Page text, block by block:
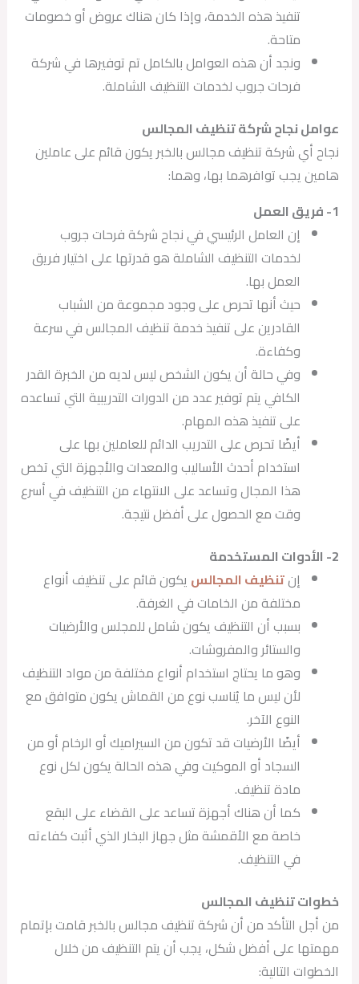
تنفيذ هذه الخدمة، وإذا كان هناك عروض أو خصومات
متاحة.
ونجد أن هذه العوامل بالكامل تم توفيرها في شركة
فرحات جروب لخدمات التنظيف الشاملة.
عوامل نجاح شركة تنظيف المجالس
نجاح أي شركة تنظيف مجالس بالخبر يكون قائم على عاملين
هامين يجب توافرهما بها، وهما:
1- فريق العمل
إن العامل الرئيسي في نجاح شركة فرحات جروب
لخدمات التنظيف الشاملة هو قدرتها على اختيار فريق
العمل بها.
حيث أنها تحرص على وجود مجموعة من الشباب
القادرين على تنفيذ خدمة تنظيف المجالس في سرعة
وكفاءة.
وفي حالة أن يكون الشخص ليس لديه من الخبرة القدر
الكافي يتم توفير عدد من الدورات التدريبية التي تساعده
على تنفيذ هذه المهام.
أيضًا تحرص على التدريب الدائم للعاملين بها على
استخدام أحدث الأساليب والمعدات والأجهزة التي تخص
هذا المجال وتساعد على الانتهاء من التنظيف في أسرع
وقت مع الحصول على أفضل نتيجة.
2- الأدوات المستخدمة
إنتنظيف المجالس يكون قائم على تنظيف أنواع
مختلفة من الخامات في الغرفة.
بسبب أن التنظيف يكون شامل للمجلس والأرضيات
والستائر والمفروشات.
وهو ما يحتاج استخدام أنواع مختلفة من مواد التنظيف
لأن ليس ما يُناسب نوع من القماش يكون متوافق مع
النوع الآخر.
أيضًا الأرضيات قد تكون من السيراميك أو الرخام أو من
السجاد أو الموكيت وفي هذه الحالة يكون لكل نوع
مادة تنظيف.
كما أن هناك أجهزة تساعد على القضاء على البقع
خاصة مع الأقمشة مثل جهاز البخار الذي أثبت كفاءته
في التنظيف.
خطوات تنظيف المجالس
من أجل التأكد من أن شركة تنظيف مجالس بالخبر قامت بإتمام
مهمتها على أفضل شكل، يجب أن يتم التنظيف من خلال
الخطوات التالية: